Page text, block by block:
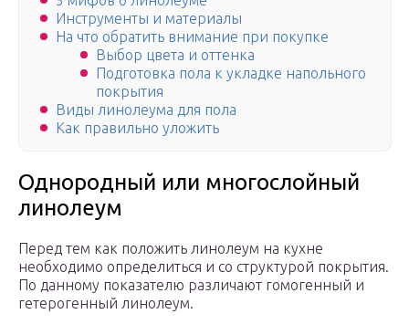
Инструменты и материалы
На что обратить внимание при покупке
Выбор цвета и оттенка
Подготовка пола к укладке напольного
покрытия
Виды линолеума для пола
Как правильно уложить
Однородный или многослойный
линолеум
Перед тем как положить линолеум на кухне
необходимо определиться и со структурой покрытия.
По данному показателю различают гомогенный и
гетерогенный линолеум.